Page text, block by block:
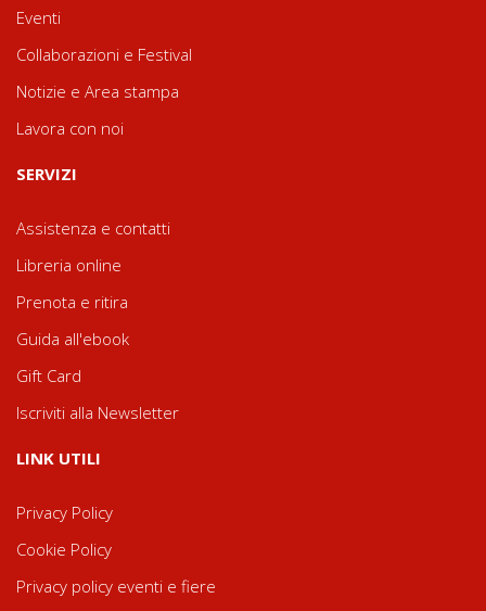
Eventi
Collaborazioni e Festival
Notizie e Area stampa
Lavora con noi
SERVIZI
Assistenza e contatti
Libreria online
Prenota e ritira
Guida all'ebook
Gift Card
Iscriviti alla Newsletter
LINK UTILI
Privacy Policy
Cookie Policy
Privacy policy eventi e fiere